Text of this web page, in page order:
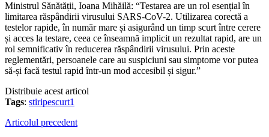
Ministrul Sănătății, Ioana Mihăilă: “Testarea are un rol esențial în
limitarea răspândirii virusului SARS-CoV-2. Utilizarea corectă a
testelor rapide, în număr mare și asigurând un timp scurt între cerere
și acces la testare, ceea ce înseamnă implicit un rezultat rapid, are un
rol semnificativ în reducerea răspândirii virusului. Prin aceste
reglementări, persoanele care au suspiciuni sau simptome vor putea
să-și facă testul rapid într-un mod accesibil și sigur.”
Distribuie acest articol
Tags: stiripescurt1
Articolul precedent